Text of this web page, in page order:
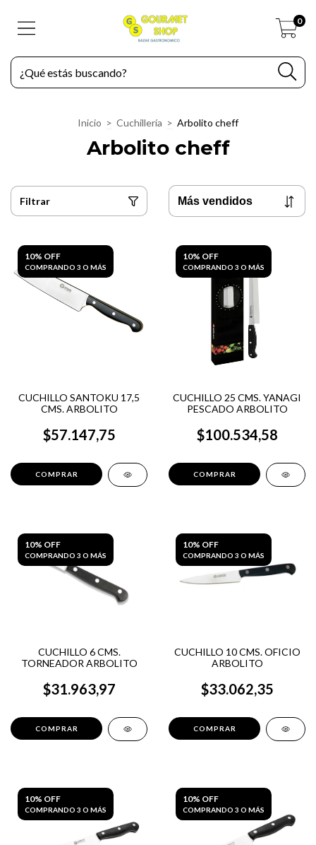
0
Inicio > Cuchillería > Arbolito cheff
Arbolito cheff
Filtrar
10% OFF
COMPRANDO 3 O MÁS
CUCHILLO SANTOKU 17,5
CMS. ARBOLITO
$57.147,75
10% OFF
COMPRANDO 3 O MÁS
CUCHILLO 25 CMS. YANAGI
PESCADO ARBOLITO
$100.534,58
10% OFF
COMPRANDO 3 O MÁS
CUCHILLO 6 CMS.
TORNEADOR ARBOLITO
$31.963,97
10% OFF
COMPRANDO 3 O MÁS
CUCHILLO 10 CMS. OFICIO
ARBOLITO
$33.062,35
10% OFF
COMPRANDO 3 O MÁS
10% OFF
COMPRANDO 3 O MÁS